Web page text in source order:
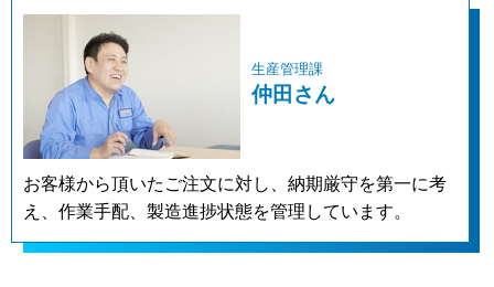
生産管理課
仲田さん
お客様から頂いたご注文に対し、納期厳守を第一に考
え、作業手配、製造進捗状態を管理しています。